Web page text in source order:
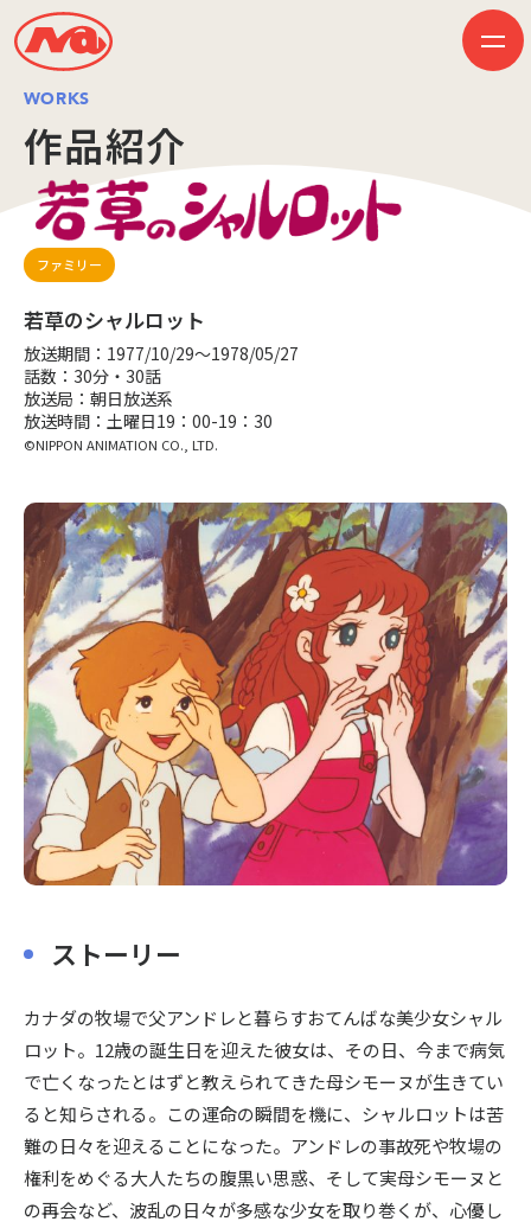
〒104-0061
東京都中央区銀座7丁目13番20号 銀座THビル5F
HOME
ニュース
ビジネス
作品紹介
会社案内
音楽配信
採用情報
プレスリリース
お問い合わせ
WORKS
作品紹介
ファミリー
若草のシャルロット
放送期間：1977/10/29～1978/05/27
話数：30分・30話
放送局：朝日放送系
放送時間：土曜日19：00-19：30
©NIPPON ANIMATION CO., LTD.
ストーリー
カナダの牧場で父アンドレと暮らすおてんばな美少女シャル
ロット。12歳の誕生日を迎えた彼女は、その日、今まで病気
で亡くなったとはずと教えられてきた母シモーヌが生きてい
ると知らされる。この運命の瞬間を機に、シャルロットは苦
難の日々を迎えることになった。アンドレの事故死や牧場の
権利をめぐる大人たちの腹黒い思惑、そして実母シモーヌと
の再会など、波乱の日々が多感な少女を取り巻くが、心優し